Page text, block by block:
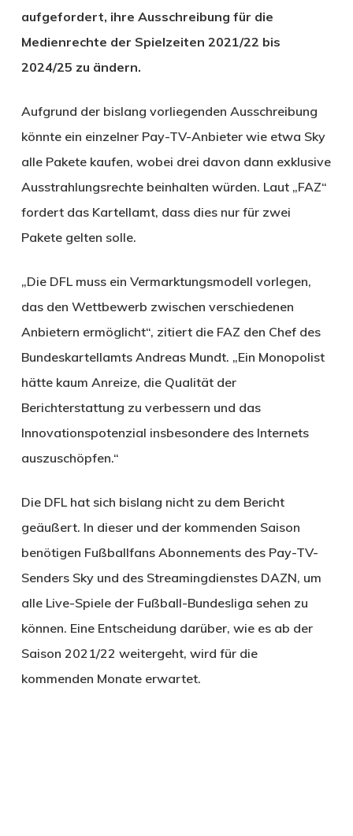
aufgefordert, ihre Ausschreibung für die
Medienrechte der Spielzeiten 2021/22 bis
2024/25 zu ändern.
Aufgrund der bislang vorliegenden Ausschreibung
könnte ein einzelner Pay-TV-Anbieter wie etwa Sky
alle Pakete kaufen, wobei drei davon dann exklusive
Ausstrahlungsrechte beinhalten würden. Laut „FAZ“
fordert das Kartellamt, dass dies nur für zwei
Pakete gelten solle.
„Die DFL muss ein Vermarktungsmodell vorlegen,
das den Wettbewerb zwischen verschiedenen
Anbietern ermöglicht“, zitiert die FAZ den Chef des
Bundeskartellamts Andreas Mundt. „Ein Monopolist
hätte kaum Anreize, die Qualität der
Berichterstattung zu verbessern und das
Innovationspotenzial insbesondere des Internets
auszuschöpfen.“
Die DFL hat sich bislang nicht zu dem Bericht
geäußert. In dieser und der kommenden Saison
benötigen Fußballfans Abonnements des Pay-TV-
Senders Sky und des Streamingdienstes DAZN, um
alle Live-Spiele der Fußball-Bundesliga sehen zu
können. Eine Entscheidung darüber, wie es ab der
Saison 2021/22 weitergeht, wird für die
kommenden Monate erwartet.